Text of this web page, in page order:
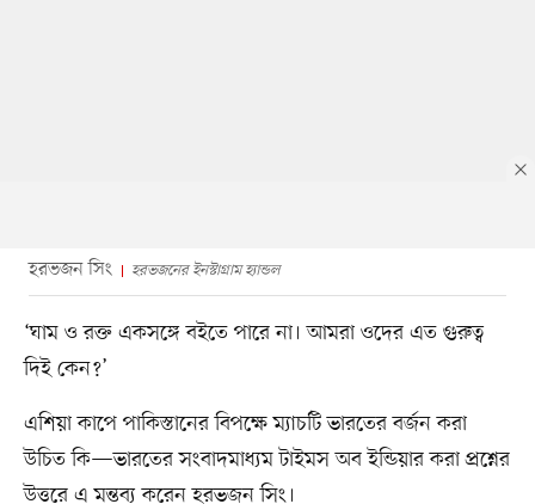
হরভজন সিং হরভজনের ইনস্টাগ্রাম হ্যান্ডল
‘ঘাম ও রক্ত একসঙ্গে বইতে পারে না। আমরা ওদের এত গুরুত্ব
দিই কেন?’
এশিয়া কাপে পাকিস্তানের বিপক্ষে ম্যাচটি ভারতের বর্জন করা
উচিত কি—ভারতের সংবাদমাধ্যম টাইমস অব ইন্ডিয়ার করা প্রশ্নের
উত্তরে এ মন্তব্য করেন হরভজন সিং।